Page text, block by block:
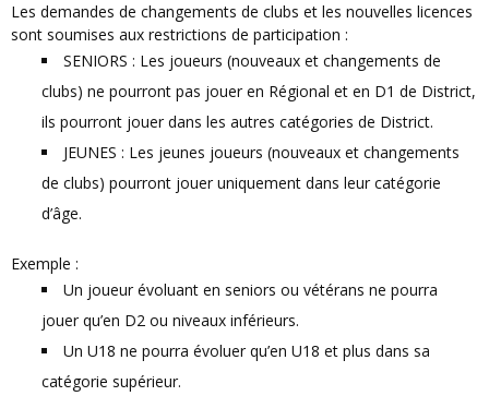
Les demandes de changements de clubs et les nouvelles licences
sont soumises aux restrictions de participation :
SENIORS : Les joueurs (nouveaux et changements de
clubs) ne pourront pas jouer en Régional et en D1 de District,
ils pourront jouer dans les autres catégories de District.
JEUNES : Les jeunes joueurs (nouveaux et changements
de clubs) pourront jouer uniquement dans leur catégorie
d’âge.
Exemple :
Un joueur évoluant en seniors ou vétérans ne pourra
jouer qu’en D2 ou niveaux inférieurs.
Un U18 ne pourra évoluer qu’en U18 et plus dans sa
catégorie supérieur.